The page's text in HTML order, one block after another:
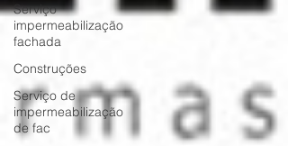
Serviço
impermeabilização
fachada
Construções
Serviço de
impermeabilização
de fac